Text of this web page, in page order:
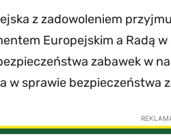
z zadowoleniem
Europejskim a Radą
zabawek w
w sprawie bezpieczeństwa